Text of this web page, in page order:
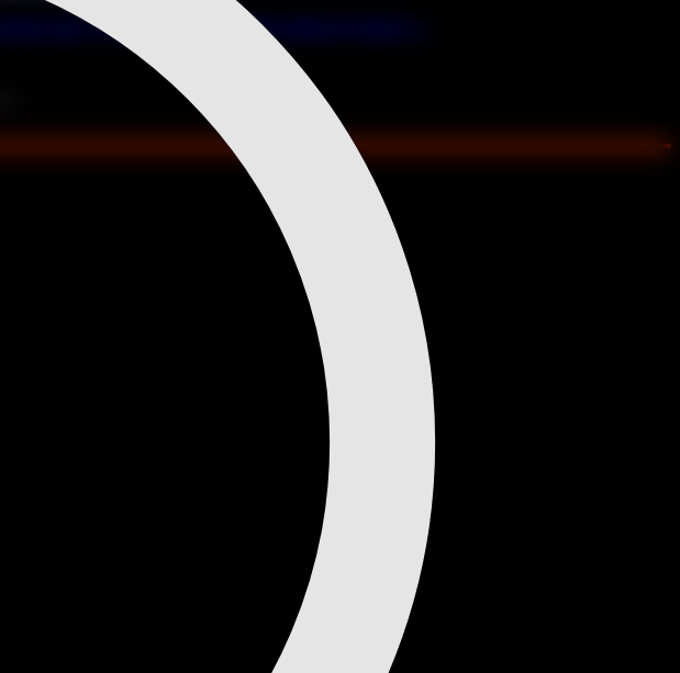
"Max" significa que debes realizar el máximo ...